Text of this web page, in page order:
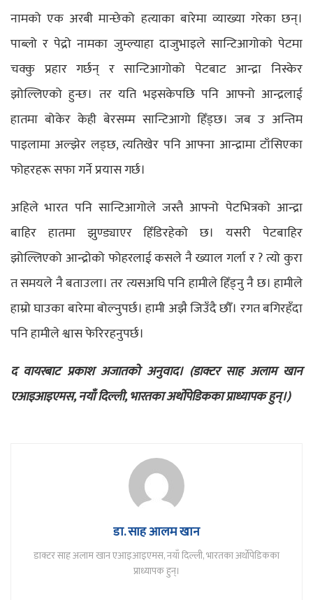
नामको एक अरबी मान्छेको हत्याका बारेमा व्याख्या गरेका छन्।
पाब्लो र पेद्रो नामका जुम्ल्याहा दाजुभाइले सान्टिआगोको पेटमा
चक्कु प्रहार गर्छन् र सान्टिआगोको पेटबाट आन्द्रा निस्केर
झोल्लिएको हुन्छ। तर यति भइसकेपछि पनि आफ्नो आन्द्रलाई
हातमा बोकेर केही बेरसम्म सान्टिआगो हिँड्छ। जब उ अन्तिम
पाइलामा अल्झेर लड्छ, त्यतिखेर पनि आफ्ना आन्द्रामा टाँसिएका
फोहरहरू सफा गर्ने प्रयास गर्छ।
अहिले भारत पनि सान्टिआगोले जस्तै आफ्नो पेटभित्रको आन्द्रा
बाहिर हातमा झुण्ड्याएर हिँडिरहेको छ। यसरी पेटबाहिर
झोल्लिएको आन्द्रोको फोहरलाई कसले नै ख्याल गर्ला र ? त्यो कुरा
त समयले नै बताउला। तर त्यसअघि पनि हामीले हिँड्नु नै छ। हामीले
हाम्रो घाउका बारेमा बोल्नुपर्छ। हामी अझै जिउँदै छौँ। रगत बगिरहँदा
पनि हामीले श्वास फेरिरहनुपर्छ।
द वायरबाट प्रकाश अजातको अनुवाद। (डाक्टर साह अलाम खान
एआइआइएमस, नयाँ दिल्ली, भारतका अर्थोपेडिकका प्राध्यापक हुन्।)
डा. साह आलम खान
डाक्टर साह अलाम खान एआइआइएमस, नयाँ दिल्ली, भारतका अर्थोपेडिकका
प्राध्यापक हुन्।